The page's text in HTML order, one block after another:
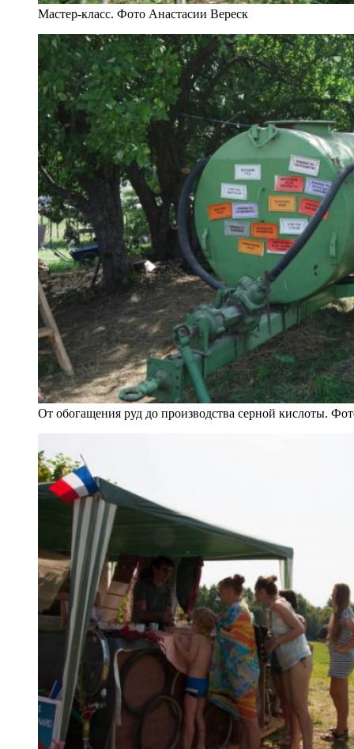
Мастер-класс. Фото Анастасии Вереск
От обогащения руд до производства серной кислоты.